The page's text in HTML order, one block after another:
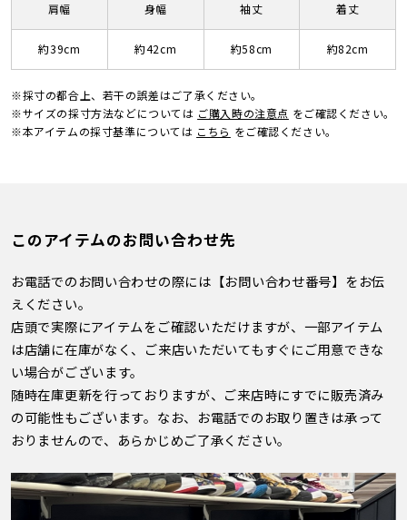
肩幅
約39cm
身幅
約42cm
袖丈
約58cm
着丈
約82cm
※採寸の都合上、若干の誤差はご了承ください。
※サイズの採寸方法などについては ご購入時の注意点 をご確認ください。
※本アイテムの採寸基準については こちら をご確認ください。
このアイテムのお問い合わせ先
お電話でのお問い合わせの際には【お問い合わせ番号】をお伝
えください。
店頭で実際にアイテムをご確認いただけますが、一部アイテム
は店舗に在庫がなく、ご来店いただいてもすぐにご用意できな
い場合がございます。
随時在庫更新を行っておりますが、ご来店時にすでに販売済み
の可能性もございます。なお、お電話でのお取り置きは承って
おりませんので、あらかじめご了承ください。